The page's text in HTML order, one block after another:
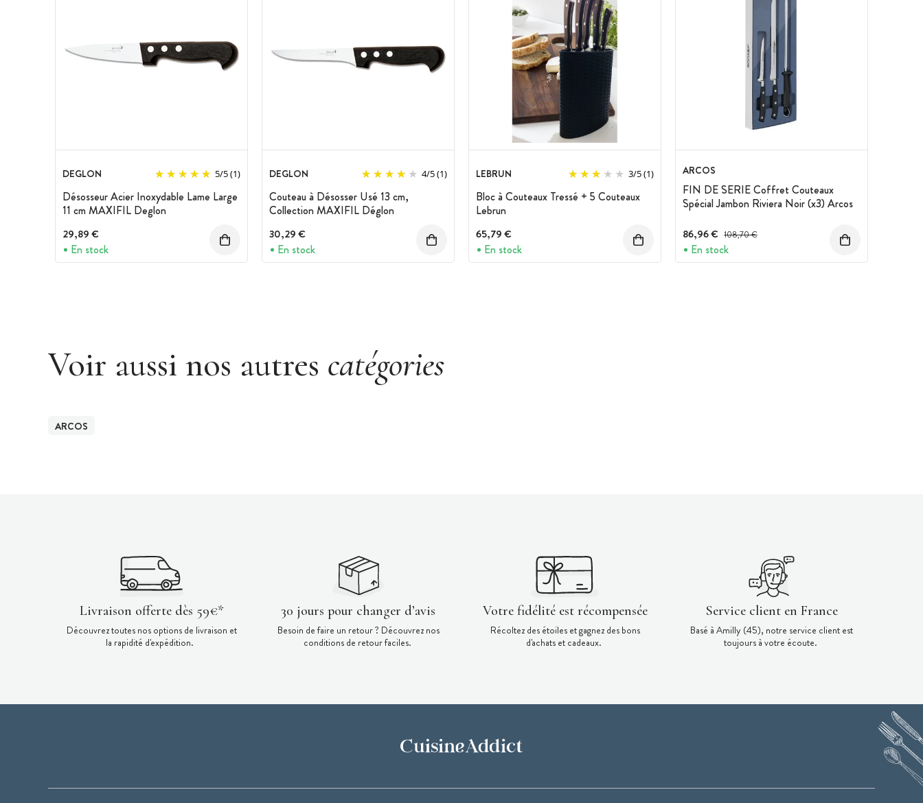
DEGLON 5/5(1)
Désosseur Acier Inoxydable Lame Large
11 cm MAXIFIL Deglon
29,89 €
En stock
DEGLON 4/5(1)
Couteau à Désosser Usé 13 cm,
Collection MAXIFIL Déglon
30,29 €
En stock
LEBRUN 3/5(1)
Bloc à Couteaux Tressé + 5 Couteaux
Lebrun
65,79 €
En stock
ARCOS
FIN DE SERIE Coffret Couteaux
Spécial Jambon Riviera Noir (x3) Arcos
86,96 € Prix avant réduction :
108,70 €
En stock
Voir aussi nos autres catégories
ARCOS
Livraison offerte dès 59€*
Découvrez toutes nos options de livraison et
la rapidité d'expédition.
30 jours pour changer d’avis
Besoin de faire un retour ? Découvrez nos
conditions de retour faciles.
Votre fidélité est récompensée
Récoltez des étoiles et gagnez des bons
d'achats et cadeaux.
Service client en France
Basé à Amilly (45), notre service client est
toujours à votre écoute.